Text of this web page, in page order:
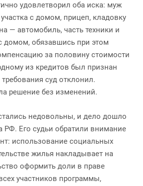
удовлетворил оба иска: муж
с домом, прицеп, кладовку
— автомобиль, часть техники и
домом, обязавшись при этом
за половину стоимости
из кредитов был признан
суд отклонил.
решение без изменений.
недовольны, и дело дошло
РФ. Его судьи обратили внимание
использование социальных
жилья накладывает на
оформить доли в праве
участников программы,